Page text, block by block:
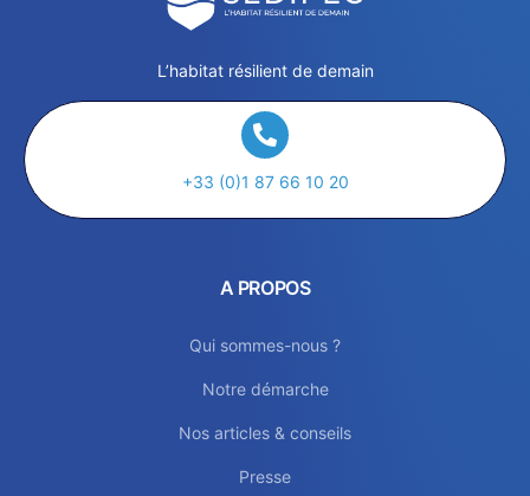
L’habitat résilient de demain
+33 (0)1 87 66 10 20
A PROPOS
Qui sommes-nous ?
Notre démarche
Nos articles & conseils
Presse